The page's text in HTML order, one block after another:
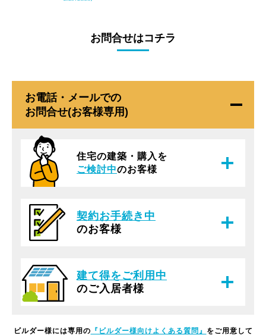
お問合せはコチラ
お電話・メールでの
お問合せ(お客様専用)
住宅の建築・購入を
ご検討中のお客様
契約お手続き中
のお客様
建て得をご利用中
のご入居者様
ビルダー様には専用の 『ビルダー様向けよくある質問』 をご用意して